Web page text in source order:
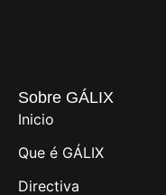
Sobre GÁLIX
Inicio
Que é GÁLIX
Directiva